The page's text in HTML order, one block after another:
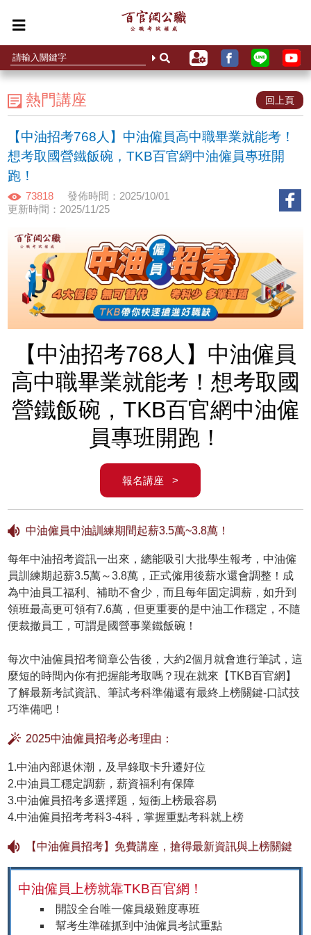
熱門講座 回上頁
【中油招考768人】中油僱員高中職畢業就能考！
想考取國營鐵飯碗，TKB百官網中油僱員專班開
跑！
73818
發佈時間：2025/10/01
更新時間：2025/11/25
【中油招考768人】中油僱員
高中職畢業就能考！想考取國
營鐵飯碗，TKB百官網中油僱
員專班開跑！
報名講座 >
中油僱員中油訓練期間起薪3.5萬~3.8萬！
每年中油招考資訊一出來，總能吸引大批學生報考，中油僱
員訓練期起薪3.5萬～3.8萬，正式僱用後薪水還會調整！成
為中油員工福利、補助不會少，而且每年固定調薪，如升到
領班最高更可領有7.6萬，但更重要的是中油工作穩定，不隨
便裁撤員工，可謂是國營事業鐵飯碗！
每次中油僱員招考簡章公告後，大約2個月就會進行筆試，這
麼短的時間內你有把握能考取嗎？現在就來【TKB百官網】
了解最新考試資訊、筆試考科準備還有最終上榜關鍵-口試技
巧準備吧！
2025中油僱員招考必考理由：
1.中油內部退休潮，及早錄取卡升遷好位
2.中油員工穩定調薪，薪資福利有保障
3.中油僱員招考多選擇題，短衝上榜最容易
4.中油僱員招考考科3-4科，掌握重點考科就上榜
【中油僱員招考】免費講座，搶得最新資訊與上榜關鍵
中油僱員上榜就靠TKB百官網！
開設全台唯一僱員級難度專班
幫考生準確抓到中油僱員考試重點